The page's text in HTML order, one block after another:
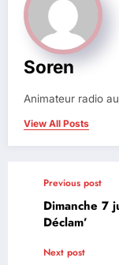
Soren
Animateur radio
View All Posts
Previous post
Dimanche 7
Déclam’
Next post